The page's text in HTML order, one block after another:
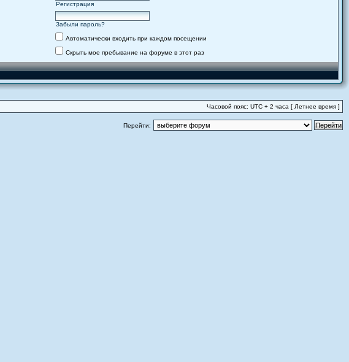
Регистрация
Забыли пароль?
Автоматически входить при каждом посещении
Скрыть мое пребывание на форуме в этот раз
Часовой пояс: UTC + 2 часа [ Летнее время ]
Перейти: